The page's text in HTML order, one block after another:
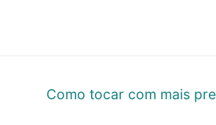
Próximo
Como tocar com mais